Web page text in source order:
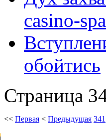
casino-
обойтись
Страница
<< Первая < Предыдущая 341